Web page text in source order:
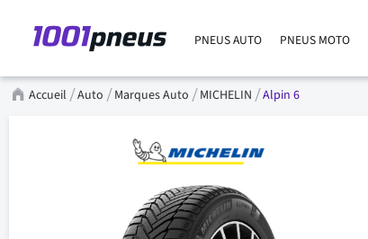
PNEUS AUTO PNEUS MOTO
Accueil Auto Marques Auto MICHELIN Alpin 6